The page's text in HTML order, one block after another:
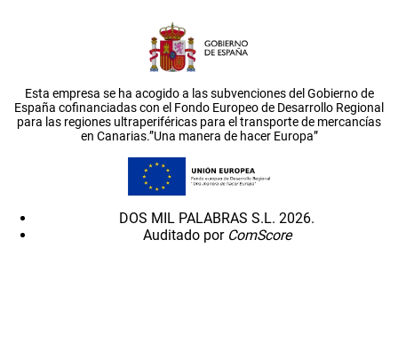
Esta empresa se ha acogido a las subvenciones del Gobierno de
España cofinanciadas con el Fondo Europeo de Desarrollo Regional
para las regiones ultraperiféricas para el transporte de mercancías
en Canarias.”Una manera de hacer Europa”
DOS MIL PALABRAS S.L. 2026.
Auditado por ComScore